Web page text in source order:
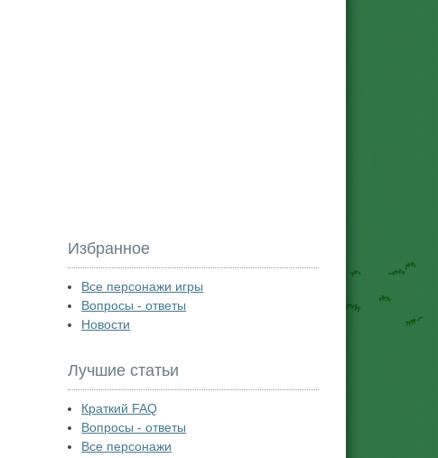
Избранное
Все персонажи игры
Вопросы - ответы
Новости
Лучшие статьи
Краткий FAQ
Вопросы - ответы
Все персонажи